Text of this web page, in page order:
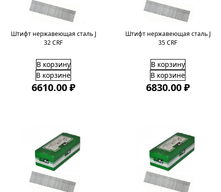
Штифт нержавеющая сталь J
32 CRF
В корзину
В корзине
6610.00 ₽
Штифт нержавеющая сталь J
35 CRF
В корзину
В корзине
6830.00 ₽